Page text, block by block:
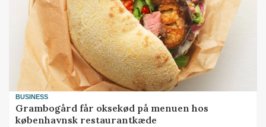
BUSINESS
Grambogård får oksekød på menuen hos
københavnsk restaurantkæde